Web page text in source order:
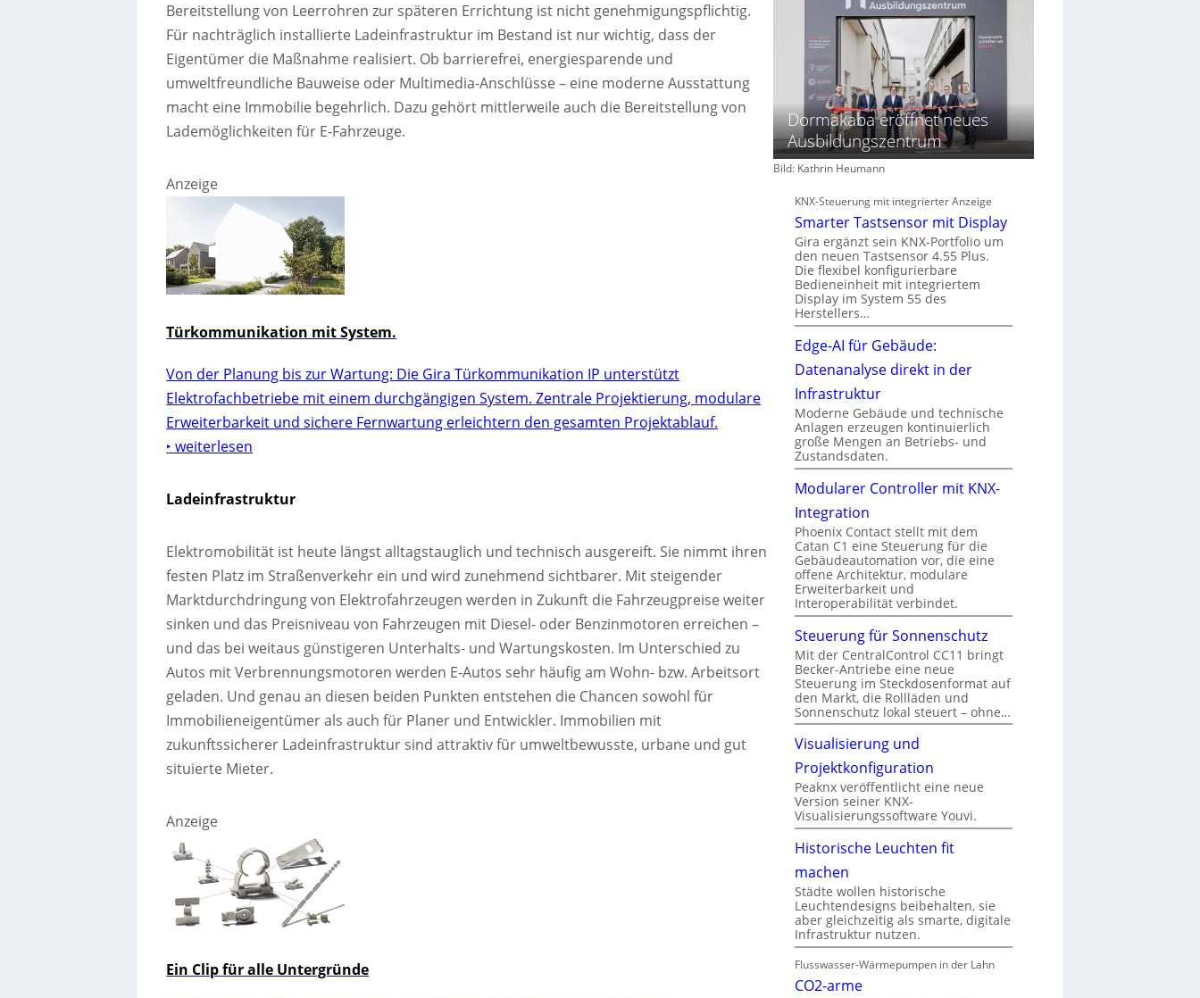
Bereitstellung von Leerrohren zur späteren Errichtung ist nicht genehmigungspflichtig.
Für nachträglich installierte Ladeinfrastruktur im Bestand ist nur wichtig, dass der
Eigentümer die Maßnahme realisiert. Ob barrierefrei, energiesparende und
umweltfreundliche Bauweise oder Multimedia-Anschlüsse – eine moderne Ausstattung
macht eine Immobilie begehrlich. Dazu gehört mittlerweile auch die Bereitstellung von
Lademöglichkeiten für E-Fahrzeuge.
Anzeige
Türkommunikation mit System.
Von der Planung bis zur Wartung: Die Gira Türkommunikation IP unterstützt
Elektrofachbetriebe mit einem durchgängigen System. Zentrale Projektierung, modulare
Erweiterbarkeit und sichere Fernwartung erleichtern den gesamten Projektablauf.
‣ weiterlesen
Ladeinfrastruktur
Elektromobilität ist heute längst alltagstauglich und technisch ausgereift. Sie nimmt ihren
festen Platz im Straßenverkehr ein und wird zunehmend sichtbarer. Mit steigender
Marktdurchdringung von Elektrofahrzeugen werden in Zukunft die Fahrzeugpreise weiter
sinken und das Preisniveau von Fahrzeugen mit Diesel- oder Benzinmotoren erreichen –
und das bei weitaus günstigeren Unterhalts- und Wartungskosten. Im Unterschied zu
Autos mit Verbrennungsmotoren werden E-Autos sehr häufig am Wohn- bzw. Arbeitsort
geladen. Und genau an diesen beiden Punkten entstehen die Chancen sowohl für
Immobilieneigentümer als auch für Planer und Entwickler. Immobilien mit
zukunftssicherer Ladeinfrastruktur sind attraktiv für umweltbewusste, urbane und gut
situierte Mieter.
Anzeige
Ein Clip für alle Untergründe
Dormakaba eröffnet neues
Ausbildungszentrum
Bild: Kathrin Heumann
KNX-Steuerung mit integrierter Anzeige
Smarter Tastsensor mit Display
Gira ergänzt sein KNX-Portfolio um
den neuen Tastsensor 4.55 Plus.
Die flexibel konfigurierbare
Bedieneinheit mit integriertem
Display im System 55 des
Herstellers…
Edge-AI für Gebäude:
Datenanalyse direkt in der
Infrastruktur
Moderne Gebäude und technische
Anlagen erzeugen kontinuierlich
große Mengen an Betriebs- und
Zustandsdaten.
Modularer Controller mit KNX-
Integration
Phoenix Contact stellt mit dem
Catan C1 eine Steuerung für die
Gebäudeautomation vor, die eine
offene Architektur, modulare
Erweiterbarkeit und
Interoperabilität verbindet.
Steuerung für Sonnenschutz
Mit der CentralControl CC11 bringt
Becker-Antriebe eine neue
Steuerung im Steckdosenformat auf
den Markt, die Rollläden und
Sonnenschutz lokal steuert – ohne…
Visualisierung und
Projektkonfiguration
Peaknx veröffentlicht eine neue
Version seiner KNX-
Visualisierungssoftware Youvi.
Historische Leuchten fit
machen
Städte wollen historische
Leuchtendesigns beibehalten, sie
aber gleichzeitig als smarte, digitale
Infrastruktur nutzen.
Flusswasser-Wärmepumpen in der Lahn
CO2-arme